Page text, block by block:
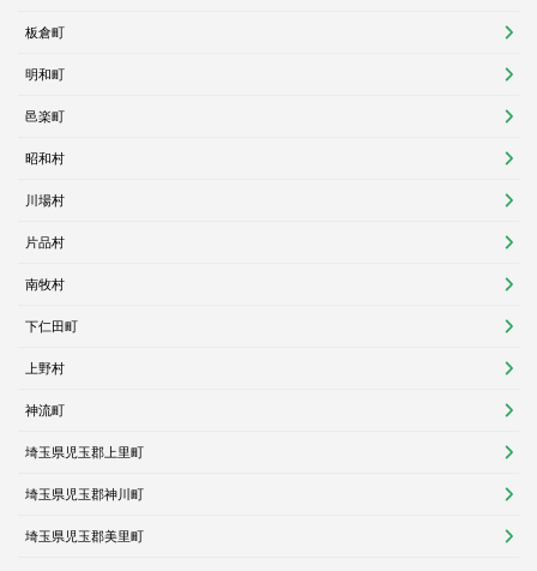
板倉町
明和町
邑楽町
昭和村
川場村
片品村
南牧村
下仁田町
上野村
神流町
埼玉県児玉郡上里町
埼玉県児玉郡神川町
埼玉県児玉郡美里町